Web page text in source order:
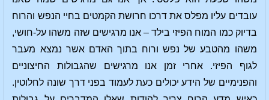
עובדים עליו מפלס את דרכו חרושת הקמטים בחיי הנפש והרוח
בדיוק כמו המוח הפיזי בילד – אנו מרגישים שזה משהו על-חושי,
משהו מהטבע של נפש ורוח בתוך האדם אשר נמצא מעבר
לגוף הפיזי. אחרי זמן אנו מרגישים שהגבולות החיצוניים
והפנימיים של הידע יכולים כעת לעמוד בפני דרך שונה לחלוטין.